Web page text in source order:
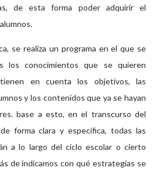
de esta forma poder adquirir el
se realiza un programa en el que se
los conocimientos que se quieren
en cuenta los objetivos, las
y los contenidos que ya se hayan
base a esto, en el transcurso del
forma clara y específica, todas las
a lo largo del ciclo escolar o cierto
de indicamos con qué estrategias se